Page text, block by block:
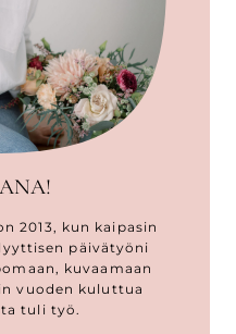
2013, kun kaipasin
päivätyöni
kuvaamaan
vuoden kuluttua
tuli työ.